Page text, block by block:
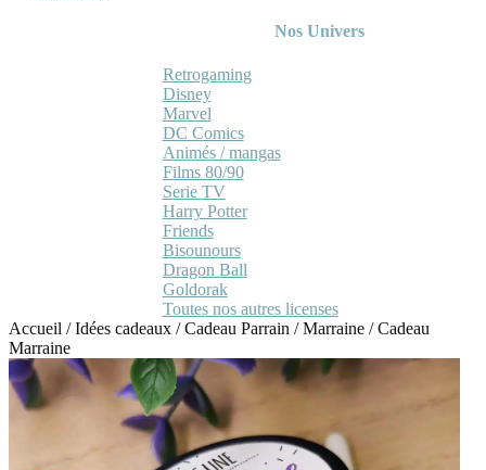
Nos Univers
Retrogaming
Disney
Marvel
DC Comics
Animés / mangas
Films 80/90
Serie TV
Harry Potter
Friends
Bisounours
Dragon Ball
Goldorak
Toutes nos autres licenses
Accueil /Idées cadeaux /Cadeau Parrain / Marraine /Cadeau
Marraine